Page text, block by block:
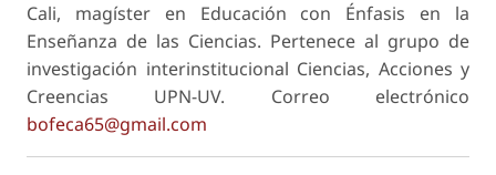
Cali, magíster en Educación con Énfasis en la
Enseñanza de las Ciencias. Pertenece al grupo de
investigación interinstitucional Ciencias, Acciones y
Creencias UPN-UV. Correo electrónico
bofeca65@gmail.com